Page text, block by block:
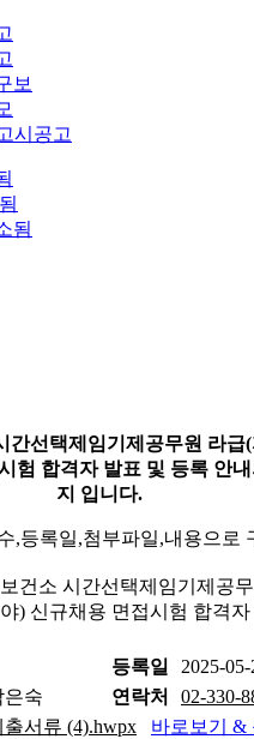
보
시공고
간선택제임기제공무원 라급
험 합격자 발표 및 등록 안내
지 입니다.
,등록일,첨부파일,내용으로
건소 시간선택제임기제공
) 신규채용 면접시험 합격자
등록일
2025-
은숙 연락처 02-330-
서류 (4).hwpx
바로보기 &